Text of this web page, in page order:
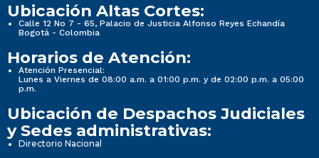
Ubicación Altas Cortes:
Calle 12 No 7 - 65, Palacio de Justicia Alfonso Reyes Echandía
Bogotá - Colombia
Horarios de Atención:
Atención Presencial:
Lunes a Viernes de 08:00 a.m. a 01:00 p.m. y de 02:00 p.m. a 05:00
p.m.
Ubicación de Despachos Judiciales
y Sedes administrativas:
Directorio Nacional